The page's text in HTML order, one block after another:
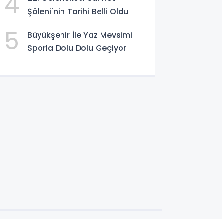
Şöleni'nin Tarihi Belli Oldu
5
Büyükşehir İle Yaz Mevsimi
Sporla Dolu Dolu Geçiyor